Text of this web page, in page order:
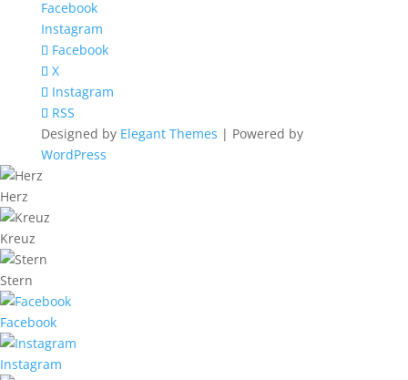
Facebook
Instagram
Facebook
X
Instagram
RSS
Designed by Elegant Themes | Powered by
WordPress
Herz
Kreuz
Stern
Facebook
Instagram